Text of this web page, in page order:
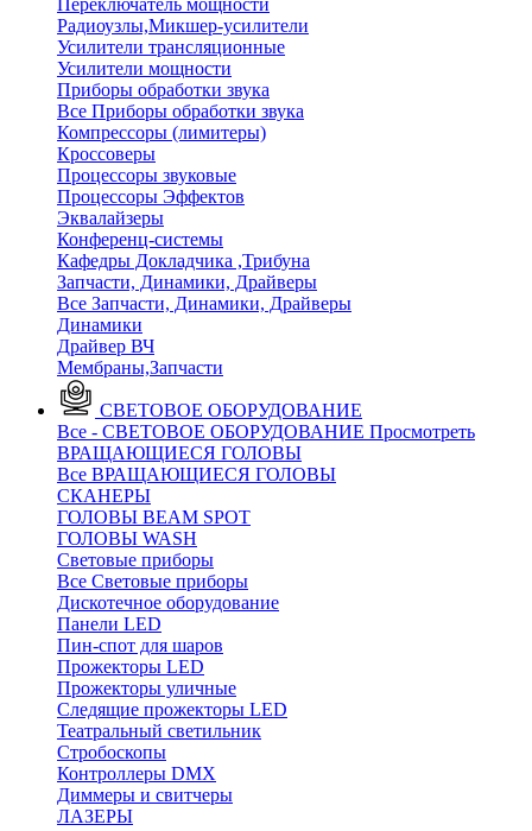
Переключатель мощности
Радиоузлы,Микшер-усилители
Усилители трансляционные
Усилители мощности
Приборы обработки звука
Все Приборы обработки звука
Компрессоры (лимитеры)
Кроссоверы
Процессоры звуковые
Процессоры Эффектов
Эквалайзеры
Конференц-системы
Кафедры Докладчика ,Трибуна
Запчасти, Динамики, Драйверы
Все Запчасти, Динамики, Драйверы
Динамики
Драйвер ВЧ
Мембраны,Запчасти
СВЕТОВОЕ ОБОРУДОВАНИЕ
Все - СВЕТОВОЕ ОБОРУДОВАНИЕ Просмотреть
ВРАЩАЮЩИЕСЯ ГОЛОВЫ
Все ВРАЩАЮЩИЕСЯ ГОЛОВЫ
CКАНЕРЫ
ГОЛОВЫ BEAM SPOT
ГОЛОВЫ WASH
Световые приборы
Все Световые приборы
Дискотечное оборудование
Панели LED
Пин-спот для шаров
Прожекторы LED
Прожекторы уличные
Следящие прожекторы LED
Театральный светильник
Стробоскопы
Контроллеры DMX
Диммеры и свитчеры
ЛАЗЕРЫ